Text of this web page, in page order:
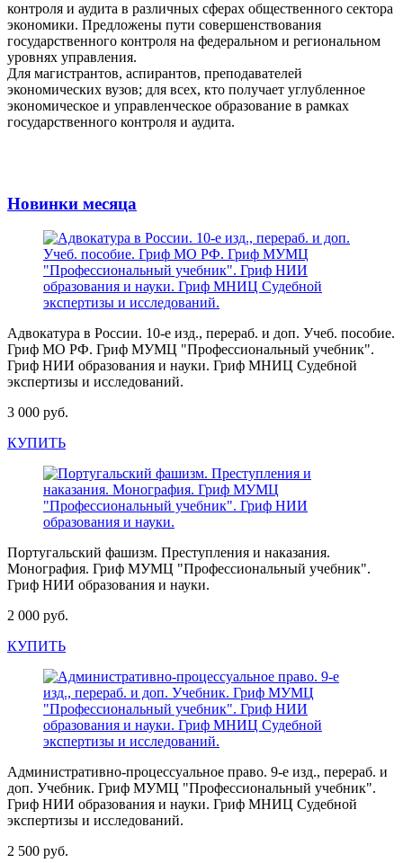
контроля и аудита в различных сферах общественного сектора
экономики. Предложены пути совершенствования
государственного контроля на федеральном и региональном
уровнях управления.
Для магистрантов, аспирантов, преподавателей
экономических вузов; для всех, кто получает углубленное
экономическое и управленческое образование в рамках
государственного контроля и аудита.
Новинки месяца
Адвокатура в России. 10-е изд., перераб. и доп. Учеб. пособие.
Гриф МО РФ. Гриф МУМЦ "Профессиональный учебник".
Гриф НИИ образования и науки. Гриф МНИЦ Судебной
экспертизы и исследований.
3 000 руб.
КУПИТЬ
Португальский фашизм. Преступления и наказания.
Монография. Гриф МУМЦ "Профессиональный учебник".
Гриф НИИ образования и науки.
2 000 руб.
КУПИТЬ
Административно-процессуальное право. 9-е изд., перераб. и
доп. Учебник. Гриф МУМЦ "Профессиональный учебник".
Гриф НИИ образования и науки. Гриф МНИЦ Судебной
экспертизы и исследований.
2 500 руб.